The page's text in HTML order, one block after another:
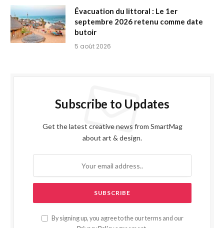
Évacuation du littoral : Le 1er
septembre 2026 retenu comme date
butoir
5 août 2026
Subscribe to Updates
Get the latest creative news from SmartMag
about art & design.
By signing up, you agree to the our terms and our